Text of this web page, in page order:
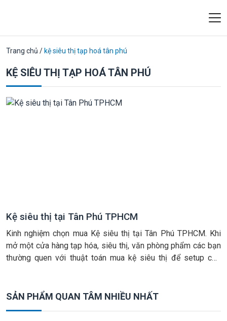
Trang chủ / kệ siêu thị tạp hoá tân phú
KỆ SIÊU THỊ TẠP HOÁ TÂN PHÚ
Kệ siêu thị tại Tân Phú TPHCM
Kinh nghiệm chọn mua Kệ siêu thị tại Tân Phú TPHCM. Khi
mở một cửa hàng tạp hóa, siêu thị, văn phòng phẩm các bạn
thường quen với thuật toán mua kệ siêu thị để setup cửa
SẢN PHẨM QUAN TÂM NHIỀU NHẤT